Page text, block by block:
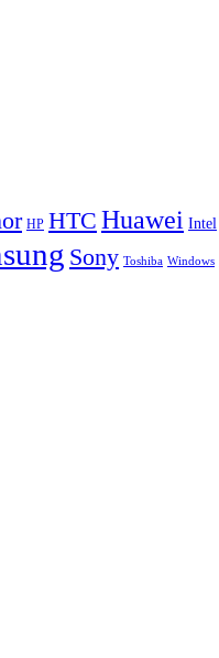
HP HTC Huawei Intel
Sony Toshiba Windows